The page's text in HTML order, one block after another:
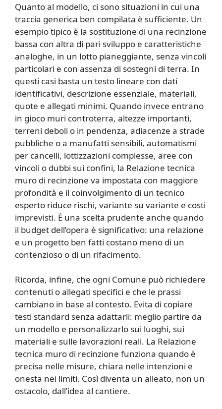
Quanto al modello, ci sono situazioni in cui una
traccia generica ben compilata è sufficiente. Un
esempio tipico è la sostituzione di una recinzione
bassa con altra di pari sviluppo e caratteristiche
analoghe, in un lotto pianeggiante, senza vincoli
particolari e con assenza di sostegni di terra. In
questi casi basta un testo lineare con dati
identificativi, descrizione essenziale, materiali,
quote e allegati minimi. Quando invece entrano
in gioco muri controterra, altezze importanti,
terreni deboli o in pendenza, adiacenze a strade
pubbliche o a manufatti sensibili, automatismi
per cancelli, lottizzazioni complesse, aree con
vincoli o dubbi sui confini, la Relazione tecnica
muro di recinzione va impostata con maggiore
profondità e il coinvolgimento di un tecnico
esperto riduce rischi, variante su variante e costi
imprevisti. È una scelta prudente anche quando
il budget dell’opera è significativo: una relazione
e un progetto ben fatti costano meno di un
contenzioso o di un rifacimento.
Ricorda, infine, che ogni Comune può richiedere
contenuti o allegati specifici e che le prassi
cambiano in base al contesto. Evita di copiare
testi standard senza adattarli: meglio partire da
un modello e personalizzarlo sui luoghi, sui
materiali e sulle lavorazioni reali. La Relazione
tecnica muro di recinzione funziona quando è
precisa nelle misure, chiara nelle intenzioni e
onesta nei limiti. Così diventa un alleato, non un
ostacolo, dall’idea al cantiere.